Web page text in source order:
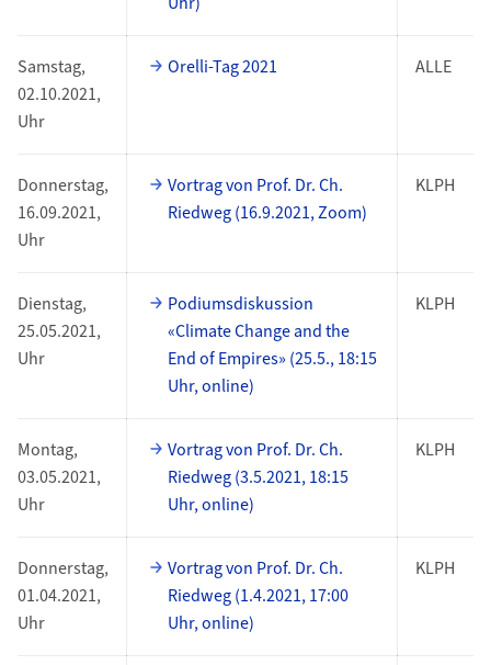
Samstag,
02.10.2021,
Uhr
Orelli-Tag 2021 ALLE
Donnerstag,
16.09.2021,
Uhr
Vortrag von Prof. Dr. Ch.
Riedweg (16.9.2021, Zoom)
KLPH
Dienstag,
25.05.2021,
Uhr
Podiumsdiskussion
«Climate Change and the
End of Empires» (25.5., 18:15
Uhr, online)
KLPH
Montag,
03.05.2021,
Uhr
Vortrag von Prof. Dr. Ch.
Riedweg (3.5.2021, 18:15
Uhr, online)
KLPH
Donnerstag,
01.04.2021,
Uhr
Vortrag von Prof. Dr. Ch.
Riedweg (1.4.2021, 17:00
Uhr, online)
KLPH